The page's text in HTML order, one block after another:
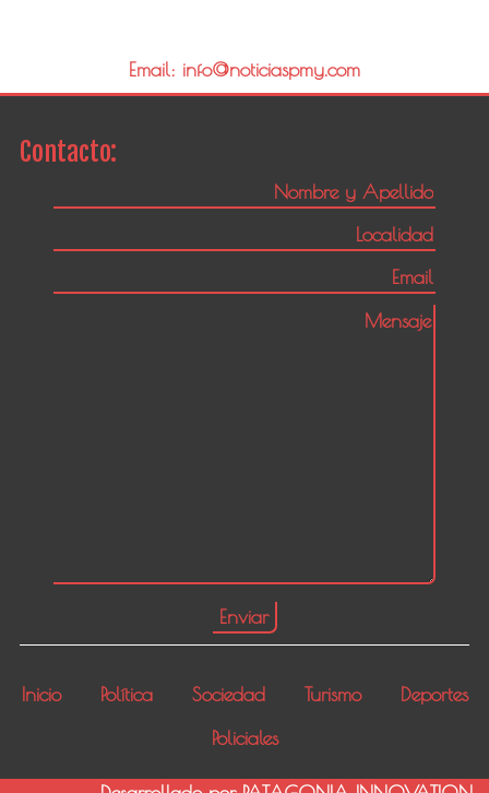
Email: info@noticiaspmy.com
Contacto:
Inicio Política Sociedad Turismo
Deportes
Policiales